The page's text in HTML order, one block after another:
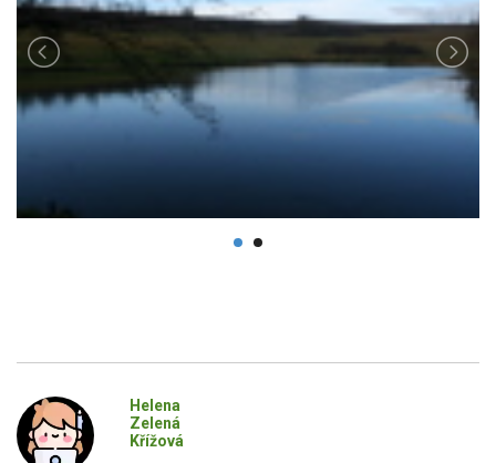
Helena
Zelená
Křížová